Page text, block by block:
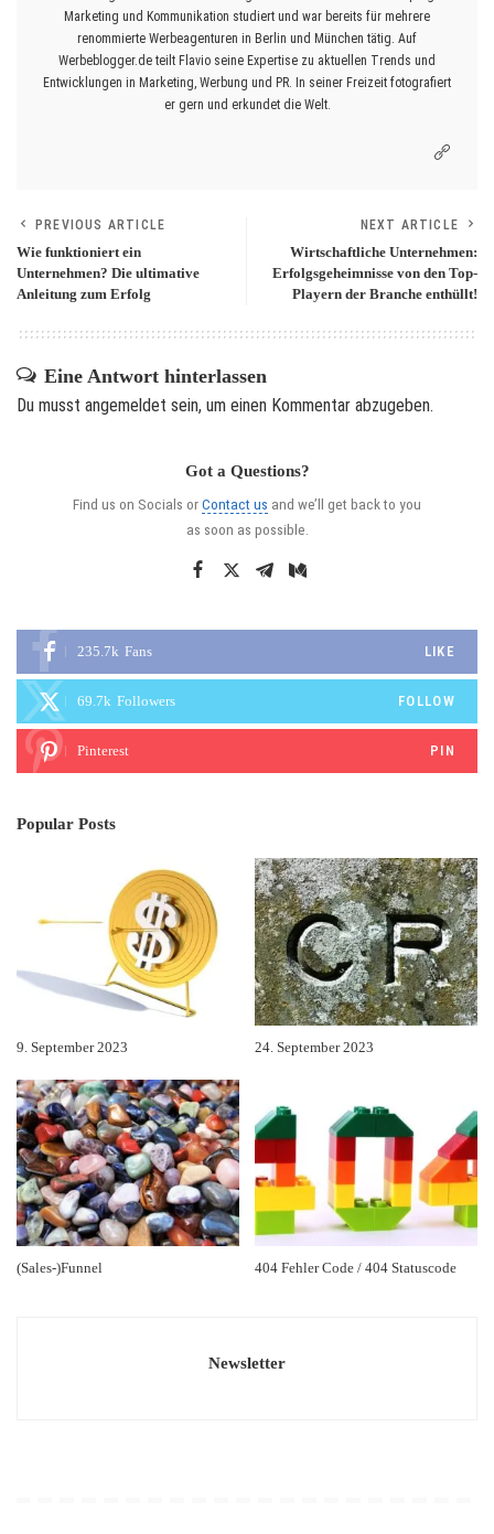
Marketing und Kommunikation studiert und war bereits für mehrere
renommierte Werbeagenturen in Berlin und München tätig. Auf
Werbeblogger.de teilt Flavio seine Expertise zu aktuellen Trends und
Entwicklungen in Marketing, Werbung und PR. In seiner Freizeit fotografiert
er gern und erkundet die Welt.
PREVIOUS ARTICLE
Wie funktioniert ein
Unternehmen? Die ultimative
Anleitung zum Erfolg
NEXT ARTICLE
Wirtschaftliche Unternehmen:
Erfolgsgeheimnisse von den Top-
Playern der Branche enthüllt!
Eine Antwort hinterlassen
Du musst angemeldet sein, um einen Kommentar abzugeben.
Got a Questions?
Find us on Socials orContact us and we’ll get back to you
as soon as possible.
235.7k Fans LIKE
69.7k Followers FOLLOW
Pinterest PIN
Popular Posts
9. September 2023 24. September 2023
(Sales-)Funnel 404 Fehler Code / 404 Statuscode
Newsletter